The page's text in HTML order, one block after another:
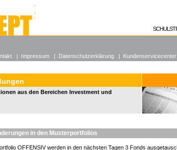
Alle offenen Fonds
Wieso Hedgefonds?
aus den Bereichen Investment und
in den Musterportfolios
OFFENSIV werden in den nächsten Tagen 3 Fonds
| Impressum | Datenschutzerklärung | Kundenservicecenter